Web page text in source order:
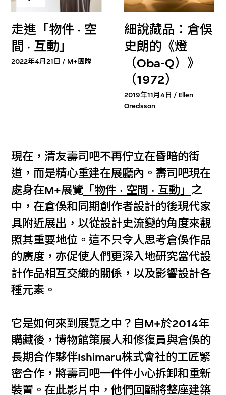
走進「物件 · 空
間 · 互動」
2022年4月21日 / M+團隊
細說藏品：倉俁
史朗的《燈
（Oba-Q）》
（1972）
2019年11月4日 / Ellen
Oredsson
現在，清友壽司吧不再佇立在昏暗的街
道，而是精心重建在展廳內。壽司吧現在
處身在M+展覽 「物件 · 空間 · 互動」 之
中，在倉俁和同期創作者設計的後現代家
具附近展出，以從設計史流變的角度來觀
照其重要地位。這不只令人思考倉俁作品
的廣度，亦促使人們更深入地研究當代設
計作品相互交織的關係，以及影響設計各
種元素。
它是如何來到展覽之中？自M+於2014年
購藏後，博物館策展人和修復員與倉俁的
長期合作夥伴Ishimaru株式會社的工匠緊
密合作，將壽司吧一件件小心拆卸和重新
裝置。在此影片中，他們回顧將整座建築